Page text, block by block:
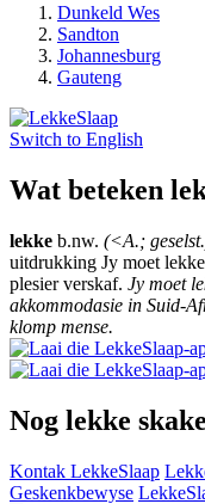
Dunkeld Wes
Sandton
Johannesburg
Gauteng
Switch to English
Wat beteken
lekke b.nw. (<A.;
uitdrukking Jy moet
plesier verskaf. Jy moet
akkommodasie in Suid-
klomp mense.
Nog lekke
Kontak LekkeSlaap
Geskenkbewyse